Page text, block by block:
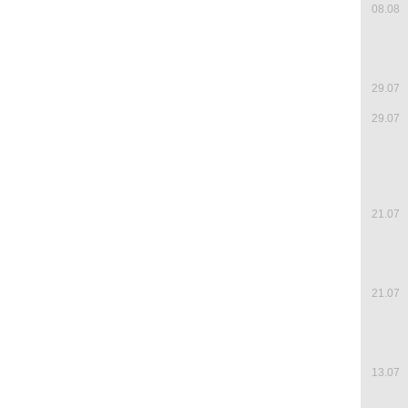
08.08
29.07
29.07
21.07
21.07
13.07